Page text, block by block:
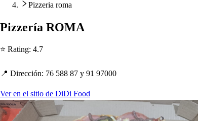
Pizzeria roma
Pizzería ROMA
⭐ Rating: 4.7
📍 Dirección: 76 588 87 y 91 97000
Ver en el sitio de DiDi Food